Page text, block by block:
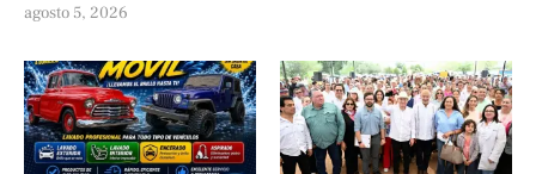
agosto 5, 2026